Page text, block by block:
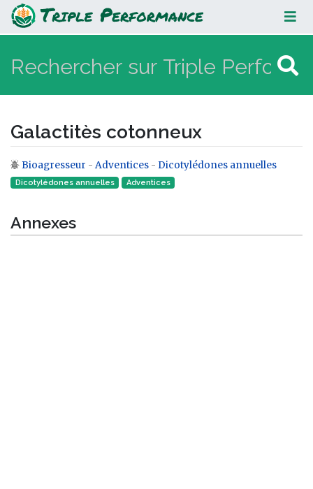
Galactitès cotonneux
Galactitès cotonneux
Aller à :navigation,rechercher
Bioagresseur - Adventices - Dicotylédones annuelles
Dicotylédones annuelles Adventices
Annexes